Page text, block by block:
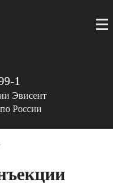
1
Эвисент
России